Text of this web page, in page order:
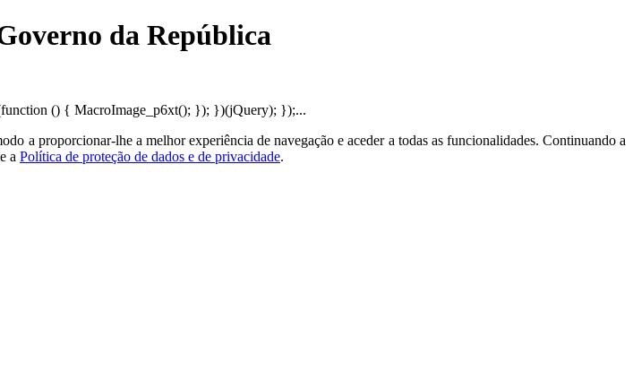
da República
() { MacroImage_p6xt(); }); })(jQuery); });...
a proporcionar-lhe a melhor experiência de navegação e aceder a todas as funcionalidades. Continuando a
a Política de proteção de dados e de privacidade.